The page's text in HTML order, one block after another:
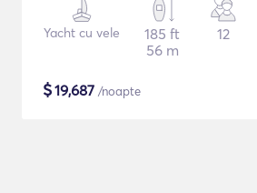
Yacht cu vele
185 ft
56 m
12
$19,687 /noapte